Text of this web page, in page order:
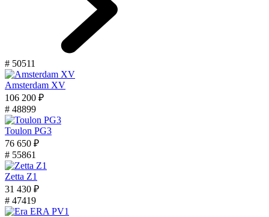
# 50511
Amsterdam XV
106 200 ₽
# 48899
Toulon PG3
76 650 ₽
# 55861
Zetta Z1
31 430 ₽
# 47419